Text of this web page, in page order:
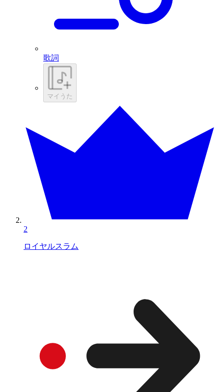
歌詞
マイうた
2
ロイヤルスラム